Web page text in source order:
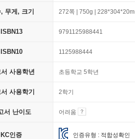
무게, 크기 272쪽 | 750g |
ISBN13 9791125988441
ISBN10 1125988444
사용학년 초등학교 5학년
사용학기 2학기
서 난이도 어려움
KC인증 인증유형 : 적합성확인